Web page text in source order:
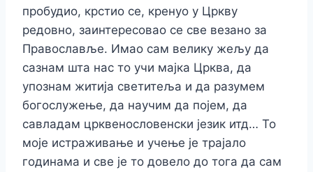
пробудио, крстио се, кренуо у Цркву
редовно, заинтересовао се све везано за
Православље. Имао сам велику жељу да
сазнам шта нас то учи мајка Црква, да
упознам житија светитеља и да разумем
богослужење, да научим да појем, да
савладам црквенословенски језик итд… То
моје истраживање и учење је трајало
годинама и све је то довело до тога да сам